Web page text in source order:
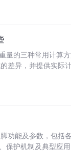
量的三种常用计算
差异，并提供实
功能及参数，包
保护机制及典型应